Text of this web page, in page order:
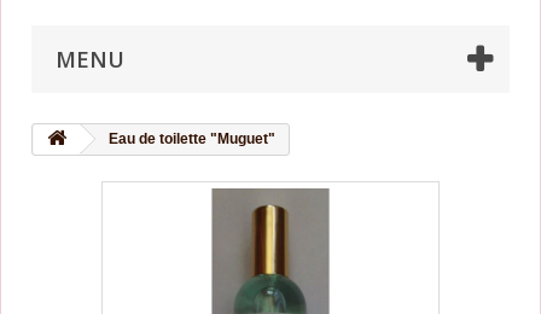
MENU
Eau de toilette "Muguet"